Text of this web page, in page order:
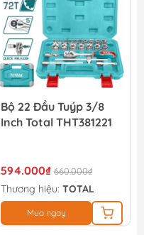
Bộ 22 Đầu Tuýp 3/8
Inch Total THT381221
594.000₫ 660.000₫
Thương hiệu: TOTAL
Mua ngay